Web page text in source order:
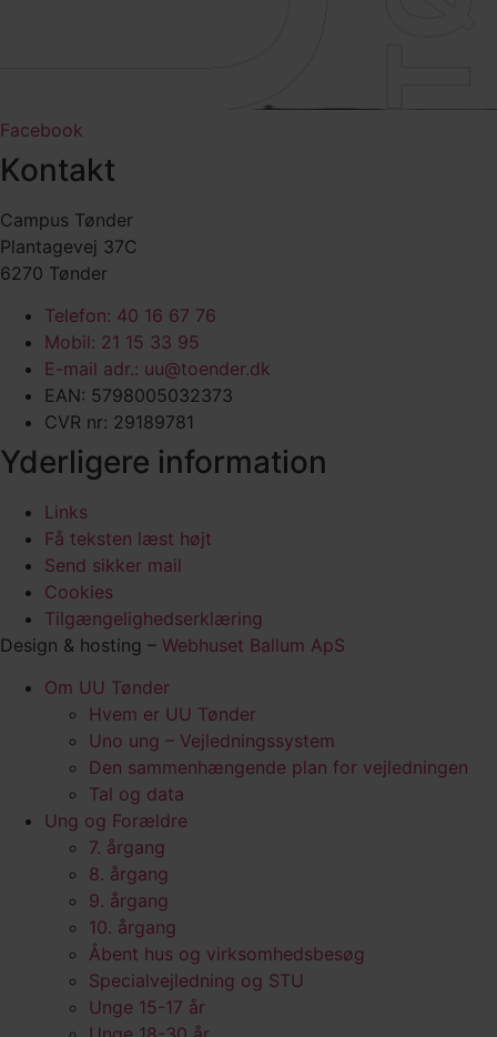
Facebook
Kontakt
Campus Tønder
Plantagevej 37C
6270 Tønder
Telefon: 40 16 67 76
Mobil: 21 15 33 95
E-mail adr.: uu@toender.dk
EAN: 5798005032373
CVR nr: 29189781
Yderligere information
Links
Få teksten læst højt
Send sikker mail
Cookies
Tilgængelighedserklæring
Design & hosting – Webhuset Ballum ApS
Om UU Tønder
Hvem er UU Tønder
Uno ung – Vejledningssystem
Den sammenhængende plan for vejledningen
Tal og data
Ung og Forældre
7. årgang
8. årgang
9. årgang
10. årgang
Åbent hus og virksomhedsbesøg
Specialvejledning og STU
Unge 15-17 år